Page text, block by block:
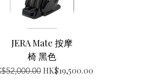
JERA Mate 按摩
椅 黑色
價格 促銷價格
HK$19,500.00